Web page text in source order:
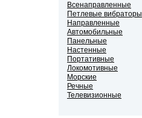
Всенаправленные
Петлевые вибраторы
Направленные
Автомобильные
Панельные
Настенные
Портативные
Локомотивные
Морские
Речные
Телевизионные